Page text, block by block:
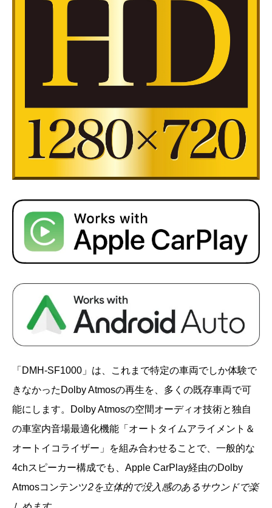
「DMH-SF1000」は、これまで特定の車両でしか体験で
きなかったDolby Atmosの再生を、多くの既存車両で可
能にします。Dolby Atmosの空間オーディオ技術と独自
の車室内音場最適化機能「オートタイムアライメント＆
オートイコライザー」を組み合わせることで、一般的な
4chスピーカー構成でも、Apple CarPlay経由のDolby
Atmosコンテンツ2を立体的で没入感のあるサウンドで楽